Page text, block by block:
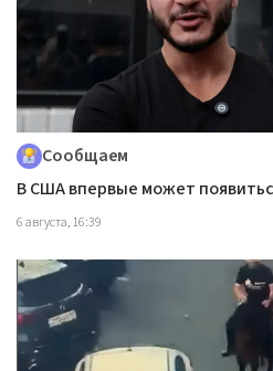
Сообщаем
В США впервые может
6 августа, 16:39